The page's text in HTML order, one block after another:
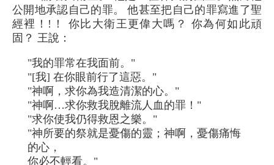
公開地承認自己的罪。 他甚至把自己的罪寫進了聖
經裡！!！ 你比大衛王更偉大嗎？ 你為何如此頑
固？ 王說：
"我的罪常在我面前。"
"[我] 在你眼前行了這惡。"
"神啊，求你為我造清潔的心。"
"神啊…求你救我脫離流人血的罪！"
"求你使我仍得救恩之樂。"
"神所要的祭就是憂傷的靈；神啊，憂傷痛悔
的心，
你必不輕看。"